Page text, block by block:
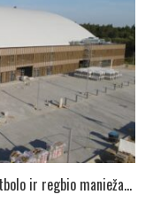
STATYBOS ARTĖJA PRIE FINIŠO: Šiaulių futbolo ir regbio maniežas įgavo kontūrus